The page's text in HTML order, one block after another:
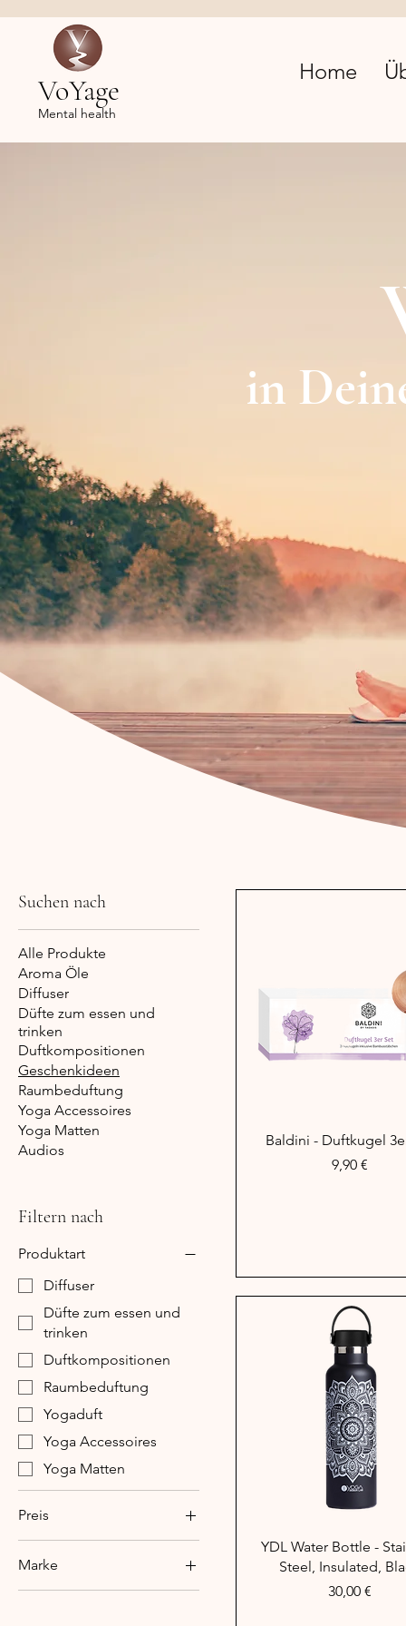
VoYage
Mental health
Home
in
Suchen nach
Alle Produkte
Aroma Öle
Diffuser
Düfte zum essen und
trinken
Duftkompositionen
Geschenkideen
Raumbeduftung
Yoga Accessoires
Yoga Matten
Audios
Filtern nach
Produktart
Diffuser
Düfte zum essen und
trinken
Duftkompositionen
Raumbeduftung
Yogaduft
Yoga Accessoires
Yoga Matten
Preis
4 € 86 €
Marke
Schnellansicht
Baldini - Duftkugel
Preis
9,90 €
Schnellansicht
YDL Water Bottle -
Steel, Insulated,
Preis
30,00 €